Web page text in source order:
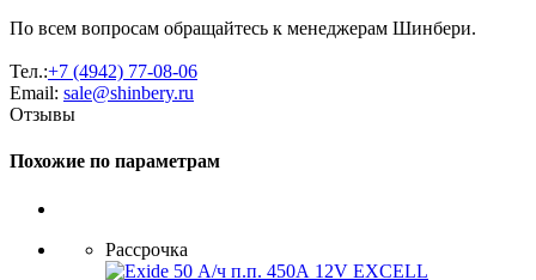
По всем вопросам обращайтесь к менеджерам Шинбери.
Тел.:+7 (4942) 77-08-06
Email: sale@shinbery.ru
Отзывы
Похожие по параметрам
Рассрочка